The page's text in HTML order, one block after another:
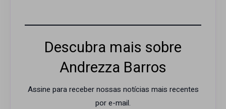
Descubra mais sobre
Andrezza Barros
Assine para receber nossas notícias mais recentes
por e-mail.